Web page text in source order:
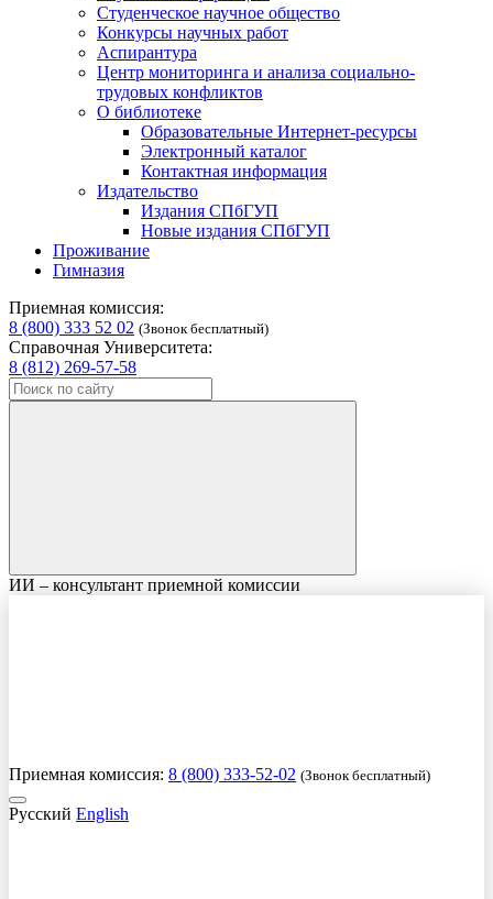
Студенческое научное общество
Конкурсы научных работ
Аспирантура
Центр мониторинга и анализа социально-
трудовых конфликтов
О библиотеке
Образовательные Интернет-ресурсы
Электронный каталог
Контактная информация
Издательство
Издания СПбГУП
Новые издания СПбГУП
Проживание
Гимназия
Приемная комиссия:
8 (800) 333 52 02 (Звонок бесплатный)
Справочная Университета:
8 (812) 269-57-58
ИИ – консультант приемной комиссии
Приемная комиссия: 8 (800) 333-52-02 (Звонок бесплатный)
Русский English